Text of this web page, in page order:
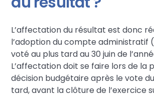
L’affectation du résultat est donc
l’adoption du compte administratif
voté au plus tard au 30 juin de
L’affectation doit se faire lors de la
décision budgétaire après le vote
tard, avant la clôture de l’exercice